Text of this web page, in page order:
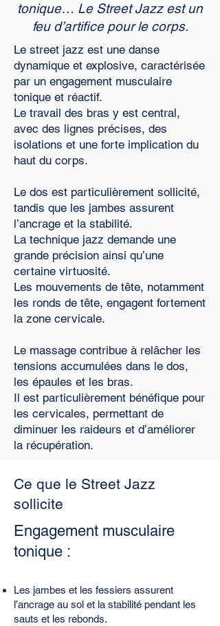
tonique… Le Street Jazz est un
feu d’artifice pour le corps.
Le street jazz est une danse
dynamique et explosive, caractérisée
par un engagement musculaire
tonique et réactif.
Le travail des bras y est central,
avec des lignes précises, des
isolations et une forte implication du
haut du corps.
Le dos est particulièrement sollicité,
tandis que les jambes assurent
l’ancrage et la stabilité.
La technique jazz demande une
grande précision ainsi qu’une
certaine virtuosité.
Les mouvements de tête, notamment
les ronds de tête, engagent fortement
la zone cervicale.
Le massage contribue à relâcher les
tensions accumulées dans le dos,
les épaules et les bras.
Il est particulièrement bénéfique pour
les cervicales, permettant de
diminuer les raideurs et d’améliorer
la récupération.
Ce que le Street Jazz
sollicite
Engagement musculaire
tonique :
Les jambes et les fessiers assurent
l’ancrage au sol et la stabilité pendant les
sauts et les rebonds.